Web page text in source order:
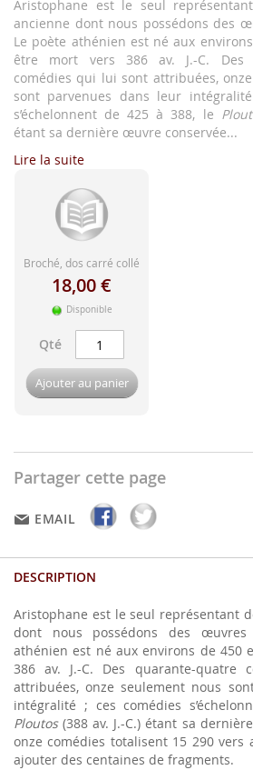
Aristophane est le seul
ancienne dont nous possédons des
Le poète athénien est né aux
être mort vers 386 av. J.-C. Des
comédies qui lui sont attribuées,
sont parvenues dans leur
s’échelonnent de 425 à 388, le
étant sa dernière œuvre conservée...
Lire la suite
Broché, dos carré collé
18,00 €
Disponible
Qté
Ajouter au panier
Partager cette page
EMAIL
DESCRIPTION
Aristophane est le seul représentant
dont nous possédons des œuvres
athénien est né aux environs de 450
386 av. J.-C. Des quarante-quatre
attribuées, onze seulement nous
intégralité ; ces comédies
Ploutos(388 av. J.-C.) étant sa
onze comédies totalisent 15 290 vers
ajouter des centaines de fragments.